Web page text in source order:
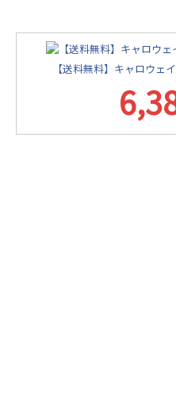
【送料無料】キャロウェ